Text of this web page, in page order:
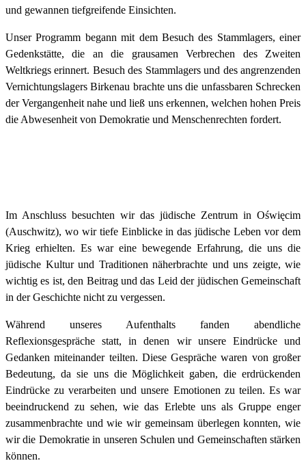
und gewannen tiefgreifende Einsichten.
Unser Programm begann mit dem Besuch des Stammlagers, einer
Gedenkstätte, die an die grausamen Verbrechen des Zweiten
Weltkriegs erinnert. Besuch des Stammlagers und des angrenzenden
Vernichtungslagers Birkenau brachte uns die unfassbaren Schrecken
der Vergangenheit nahe und ließ uns erkennen, welchen hohen Preis
die Abwesenheit von Demokratie und Menschenrechten fordert.
Im Anschluss besuchten wir das jüdische Zentrum in Oświęcim
(Auschwitz), wo wir tiefe Einblicke in das jüdische Leben vor dem
Krieg erhielten. Es war eine bewegende Erfahrung, die uns die
jüdische Kultur und Traditionen näherbrachte und uns zeigte, wie
wichtig es ist, den Beitrag und das Leid der jüdischen Gemeinschaft
in der Geschichte nicht zu vergessen.
Während unseres Aufenthalts fanden abendliche
Reflexionsgespräche statt, in denen wir unsere Eindrücke und
Gedanken miteinander teilten. Diese Gespräche waren von großer
Bedeutung, da sie uns die Möglichkeit gaben, die erdrückenden
Eindrücke zu verarbeiten und unsere Emotionen zu teilen. Es war
beeindruckend zu sehen, wie das Erlebte uns als Gruppe enger
zusammenbrachte und wie wir gemeinsam überlegen konnten, wie
wir die Demokratie in unseren Schulen und Gemeinschaften stärken
können.